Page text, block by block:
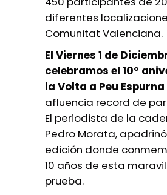
diferentes
Comunitat Valenciana.
El Viernes 1 de
celebramos el 10º
la Volta a Peu Espurna
afluencia record de
El periodista de la
Pedro Morata,
edición donde
10 años de esta
prueba.